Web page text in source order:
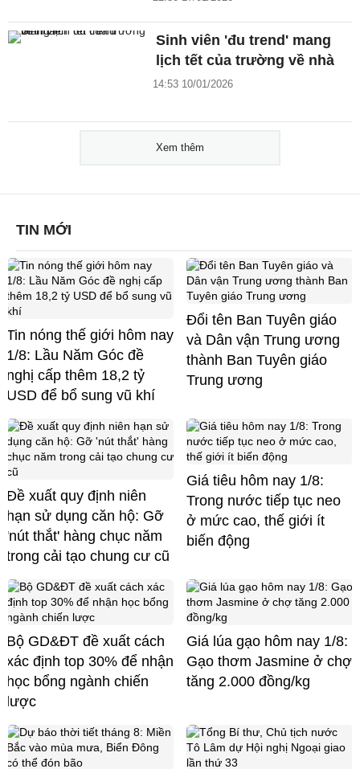
Sinh viên 'đu trend' mang
lịch tết của trường về nhà
14:53 10/01/2026
Xem thêm
TIN MỚI
Tin nóng thế giới hôm nay
1/8: Lầu Năm Góc đề
nghị cấp thêm 18,2 tỷ
USD để bổ sung vũ khí
Đổi tên Ban Tuyên giáo
và Dân vận Trung ương
thành Ban Tuyên giáo
Trung ương
Đề xuất quy định niên
hạn sử dụng căn hộ: Gỡ
'nút thắt' hàng chục năm
trong cải tạo chung cư cũ
Giá tiêu hôm nay 1/8:
Trong nước tiếp tục neo
ở mức cao, thế giới ít
biến động
Bộ GD&ĐT đề xuất cách
xác định top 30% để nhận
học bổng ngành chiến
lược
Giá lúa gạo hôm nay 1/8:
Gạo thơm Jasmine ở chợ
tăng 2.000 đồng/kg